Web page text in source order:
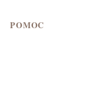
POMOC